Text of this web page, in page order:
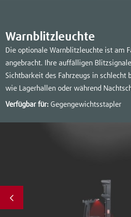
Warnblitzleuchte
Die optionale Warnblitzleuchte ist am
angebracht. Ihre auffälligen
Sichtbarkeit des Fahrzeugs in schlecht
wie Lagerhallen oder während
Verfügbar für: Gegengewichtsstapler